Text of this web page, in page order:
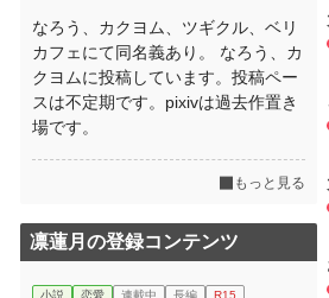
なろう、カクヨム、ツギクル、ベリ
カフェにて同名義あり。 なろう、カ
クヨムに投稿しています。投稿ペー
スは不定期です。pixivは過去作置き
場です。
もっと見る
凛蓮月の登録コンテンツ
小説 恋愛 連載中 長編 R15